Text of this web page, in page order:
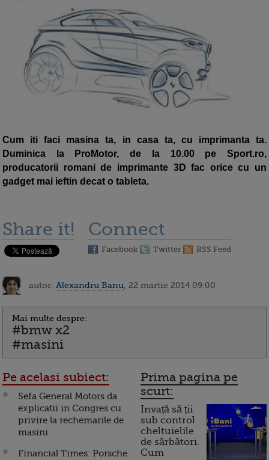
Cum iti faci masina ta, in casa ta, cu imprimanta ta.
Duminica la ProMotor, de la 10.00 pe Sport.ro,
producatorii romani de imprimante 3D fac orice cu un
gadget mai ieftin decat o tableta.
Share it! Connect
Facebook Twitter RSS Feed
autor: Alexandru Banu , 22 martie 2014 09:00
Mai multe despre:
#bmw x2
#masini
Pe acelasi subiect:
Sefa General Motors da
explicatii in Congres cu
privire la rechemarile de
masini
Financial Times: Porsche
Prima pagina pe
scurt:
Invață să ții
sub control
cheltuielile
de sărbători.
Cum